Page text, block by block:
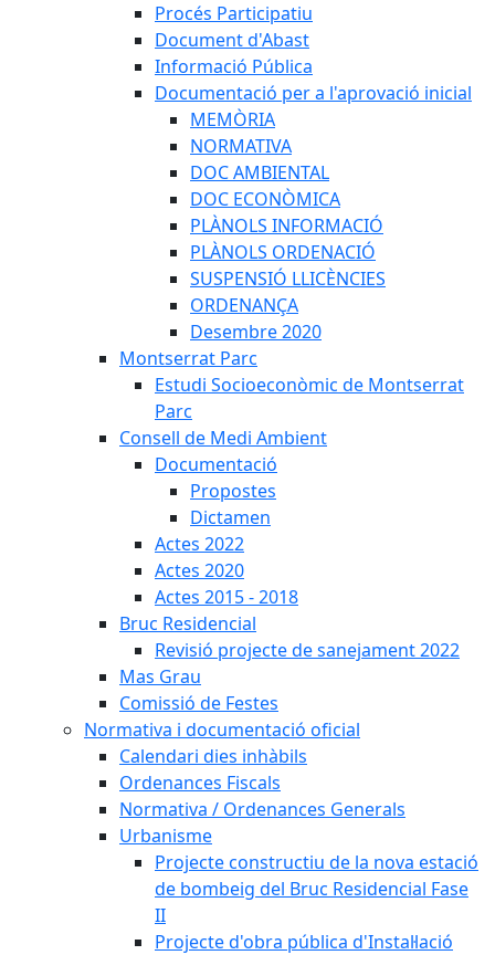
Procés Participatiu
Document d'Abast
Informació Pública
Documentació per a l'aprovació inicial
MEMÒRIA
NORMATIVA
DOC AMBIENTAL
DOC ECONÒMICA
PLÀNOLS INFORMACIÓ
PLÀNOLS ORDENACIÓ
SUSPENSIÓ LLICÈNCIES
ORDENANÇA
Desembre 2020
Montserrat Parc
Estudi Socioeconòmic de Montserrat
Parc
Consell de Medi Ambient
Documentació
Propostes
Dictamen
Actes 2022
Actes 2020
Actes 2015 - 2018
Bruc Residencial
Revisió projecte de sanejament 2022
Mas Grau
Comissió de Festes
Normativa i documentació oficial
Calendari dies inhàbils
Ordenances Fiscals
Normativa / Ordenances Generals
Urbanisme
Projecte constructiu de la nova estació
de bombeig del Bruc Residencial Fase
II
Projecte d'obra pública d'Instal·lació